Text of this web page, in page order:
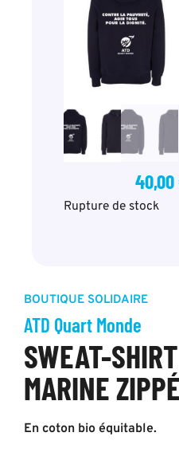
40,00
Rupture de stock
BOUTIQUE SOLIDAIRE
ATD Quart Monde
SWEAT-
MARINE
En coton bio équitable.